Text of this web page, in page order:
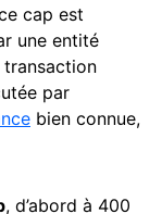
cap est
une entité
par
bien connue,
, d’abord à 400